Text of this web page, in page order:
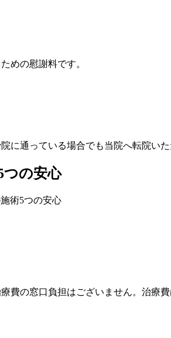
めの慰謝料です。
に通っている場合でも当院へ転院い
つの安心
費の窓口負担はございません。治療